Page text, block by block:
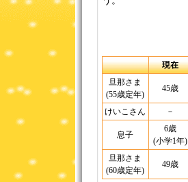
現在
旦那さま
(55歳定年)
45歳
けいこさん －
息子
6歳
(小学1年)
旦那さま
(60歳定年)
49歳